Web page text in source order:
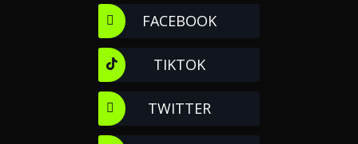
FACEBOOK
TIKTOK
TWITTER